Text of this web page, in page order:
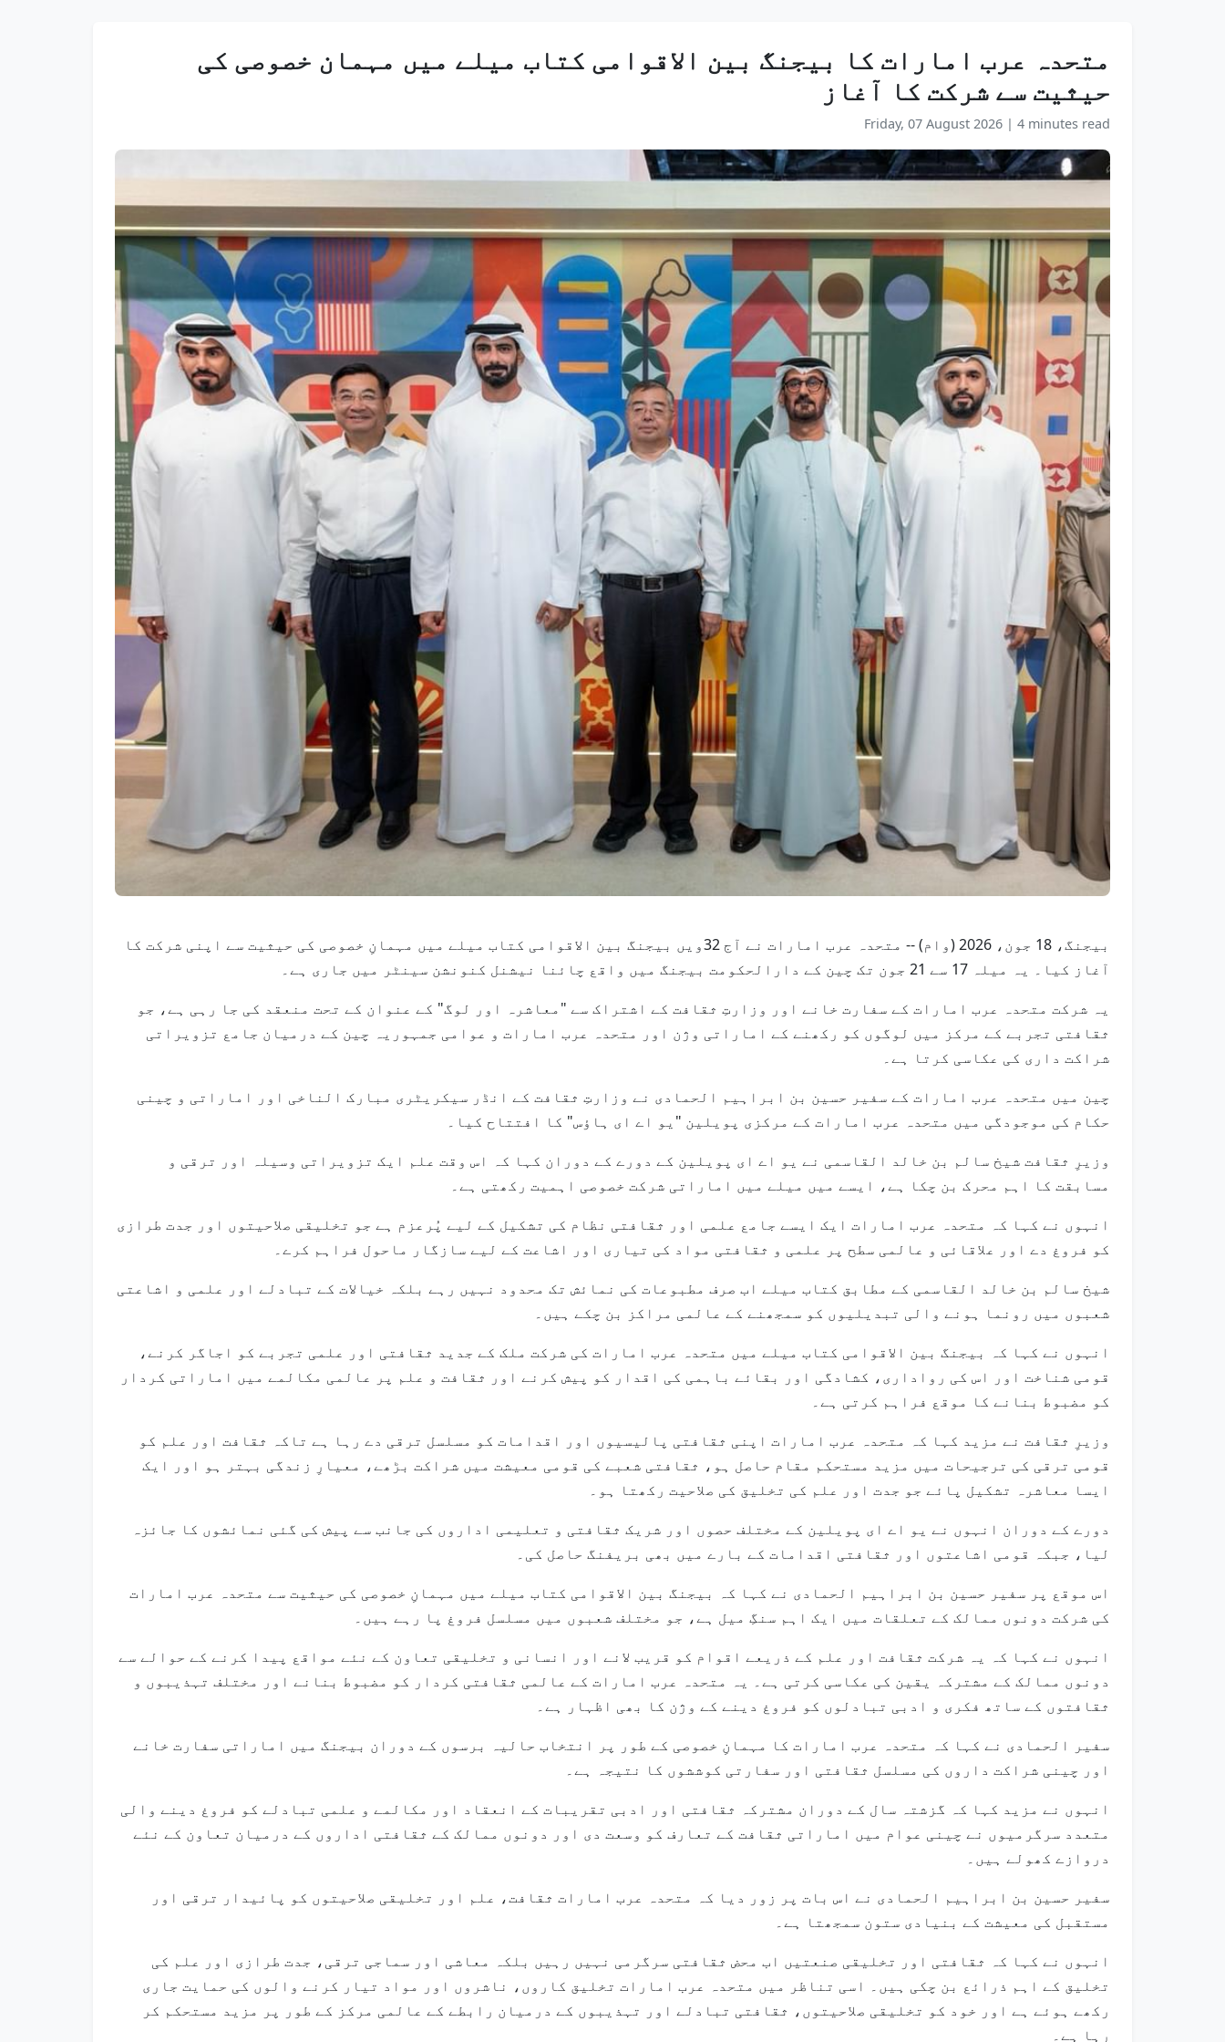
متحدہ عرب امارات کا بیجنگ بین الاقوامی کتاب میلے میں مہمان خصوصی کی
حیثیت سے شرکت کا آغاز
Friday, 07 August 2026 | 4 minutes read
بیجنگ، 18 جون، 2026 (وام) -- متحدہ عرب امارات نے آج 32ویں بیجنگ بین الاقوامی کتاب میلے میں مہمانِ خصوصی کی حیثیت سے اپنی شرکت کا
آغاز کیا۔ یہ میلہ 17 سے 21 جون تک چین کے دارالحکومت بیجنگ میں واقع چائنا نیشنل کنونشن سینٹر میں جاری ہے۔
یہ شرکت متحدہ عرب امارات کے سفارت خانے اور وزارتِ ثقافت کے اشتراک سے "معاشرہ اور لوگ" کے عنوان کے تحت منعقد کی جا رہی ہے، جو
ثقافتی تجربے کے مرکز میں لوگوں کو رکھنے کے اماراتی وژن اور متحدہ عرب امارات و عوامی جمہوریہ چین کے درمیان جامع تزویراتی
شراکت داری کی عکاسی کرتا ہے۔
چین میں متحدہ عرب امارات کے سفیر حسین بن ابراہیم الحمادی نے وزارتِ ثقافت کے انڈر سیکریٹری مبارک الناخی اور اماراتی و چینی
حکام کی موجودگی میں متحدہ عرب امارات کے مرکزی پویلین "یو اے ای ہاؤس" کا افتتاح کیا۔
وزیرِ ثقافت شیخ سالم بن خالد القاسمی نے یو اے ای پویلین کے دورے کے دوران کہا کہ اس وقت علم ایک تزویراتی وسیلہ اور ترقی و
مسابقت کا اہم محرک بن چکا ہے، ایسے میں میلے میں اماراتی شرکت خصوصی اہمیت رکھتی ہے۔
انہوں نے کہا کہ متحدہ عرب امارات ایک ایسے جامع علمی اور ثقافتی نظام کی تشکیل کے لیے پُرعزم ہے جو تخلیقی صلاحیتوں اور جدت طرازی
کو فروغ دے اور علاقائی و عالمی سطح پر علمی و ثقافتی مواد کی تیاری اور اشاعت کے لیے سازگار ماحول فراہم کرے۔
شیخ سالم بن خالد القاسمی کے مطابق کتاب میلے اب صرف مطبوعات کی نمائش تک محدود نہیں رہے بلکہ خیالات کے تبادلے اور علمی و اشاعتی
شعبوں میں رونما ہونے والی تبدیلیوں کو سمجھنے کے عالمی مراکز بن چکے ہیں۔
انہوں نے کہا کہ بیجنگ بین الاقوامی کتاب میلے میں متحدہ عرب امارات کی شرکت ملک کے جدید ثقافتی اور علمی تجربے کو اجاگر کرنے،
قومی شناخت اور اس کی رواداری، کشادگی اور بقائے باہمی کی اقدار کو پیش کرنے اور ثقافت و علم پر عالمی مکالمے میں اماراتی کردار
کو مضبوط بنانے کا موقع فراہم کرتی ہے۔
وزیرِ ثقافت نے مزید کہا کہ متحدہ عرب امارات اپنی ثقافتی پالیسیوں اور اقدامات کو مسلسل ترقی دے رہا ہے تاکہ ثقافت اور علم کو
قومی ترقی کی ترجیحات میں مزید مستحکم مقام حاصل ہو، ثقافتی شعبے کی قومی معیشت میں شراکت بڑھے، معیارِ زندگی بہتر ہو اور ایک
ایسا معاشرہ تشکیل پائے جو جدت اور علم کی تخلیق کی صلاحیت رکھتا ہو۔
دورے کے دوران انہوں نے یو اے ای پویلین کے مختلف حصوں اور شریک ثقافتی و تعلیمی اداروں کی جانب سے پیش کی گئی نمائشوں کا جائزہ
لیا، جبکہ قومی اشاعتوں اور ثقافتی اقدامات کے بارے میں بھی بریفنگ حاصل کی۔
اس موقع پر سفیر حسین بن ابراہیم الحمادی نے کہا کہ بیجنگ بین الاقوامی کتاب میلے میں مہمانِ خصوصی کی حیثیت سے متحدہ عرب امارات
کی شرکت دونوں ممالک کے تعلقات میں ایک اہم سنگِ میل ہے، جو مختلف شعبوں میں مسلسل فروغ پا رہے ہیں۔
انہوں نے کہا کہ یہ شرکت ثقافت اور علم کے ذریعے اقوام کو قریب لانے اور انسانی و تخلیقی تعاون کے نئے مواقع پیدا کرنے کے حوالے سے
دونوں ممالک کے مشترکہ یقین کی عکاسی کرتی ہے۔ یہ متحدہ عرب امارات کے عالمی ثقافتی کردار کو مضبوط بنانے اور مختلف تہذیبوں و
ثقافتوں کے ساتھ فکری و ادبی تبادلوں کو فروغ دینے کے وژن کا بھی اظہار ہے۔
سفیر الحمادی نے کہا کہ متحدہ عرب امارات کا مہمانِ خصوصی کے طور پر انتخاب حالیہ برسوں کے دوران بیجنگ میں اماراتی سفارت خانے
اور چینی شراکت داروں کی مسلسل ثقافتی اور سفارتی کوششوں کا نتیجہ ہے۔
انہوں نے مزید کہا کہ گزشتہ سال کے دوران مشترکہ ثقافتی اور ادبی تقریبات کے انعقاد اور مکالمے و علمی تبادلے کو فروغ دینے والی
متعدد سرگرمیوں نے چینی عوام میں اماراتی ثقافت کے تعارف کو وسعت دی اور دونوں ممالک کے ثقافتی اداروں کے درمیان تعاون کے نئے
دروازے کھولے ہیں۔
سفیر حسین بن ابراہیم الحمادی نے اس بات پر زور دیا کہ متحدہ عرب امارات ثقافت، علم اور تخلیقی صلاحیتوں کو پائیدار ترقی اور
مستقبل کی معیشت کے بنیادی ستون سمجھتا ہے۔
انہوں نے کہا کہ ثقافتی اور تخلیقی صنعتیں اب محض ثقافتی سرگرمی نہیں رہیں بلکہ معاشی اور سماجی ترقی، جدت طرازی اور علم کی
تخلیق کے اہم ذرائع بن چکی ہیں۔ اسی تناظر میں متحدہ عرب امارات تخلیق کاروں، ناشروں اور مواد تیار کرنے والوں کی حمایت جاری
رکھے ہوئے ہے اور خود کو تخلیقی صلاحیتوں، ثقافتی تبادلے اور تہذیبوں کے درمیان رابطے کے عالمی مرکز کے طور پر مزید مستحکم کر
رہا ہے۔